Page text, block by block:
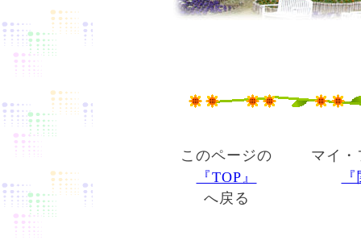
このページの
マイ
『TOP』
へ戻る